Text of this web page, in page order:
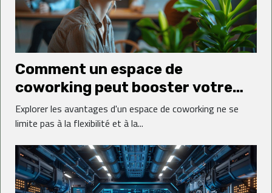
Comment un espace de
coworking peut booster votre
réseau professionnel
Explorer les avantages d'un espace de coworking ne se
limite pas à la flexibilité et à la...